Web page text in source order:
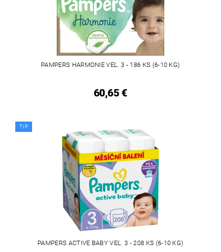
PAMPERS HARMONIE VEĽ. 3 - 186 KS (6-10 KG)
60,65 €
TIP
PAMPERS ACTIVE BABY VEĽ. 3 - 208 KS (6-10 KG)